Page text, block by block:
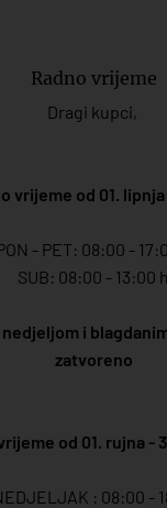
Radno vrijeme
Dragi kupci,
vrijeme od 01. lipnja
- PET: 08:00 -
SUB: 08:00 - 13:00 h
nedjeljom i
zatvoreno
od 01. rujna -
: 08:00 -